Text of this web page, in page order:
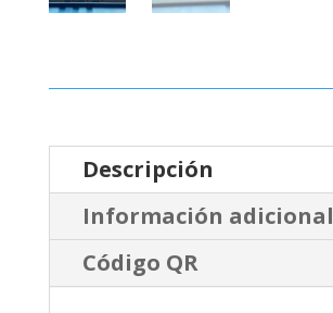
Descripción
Información adicional
Código QR